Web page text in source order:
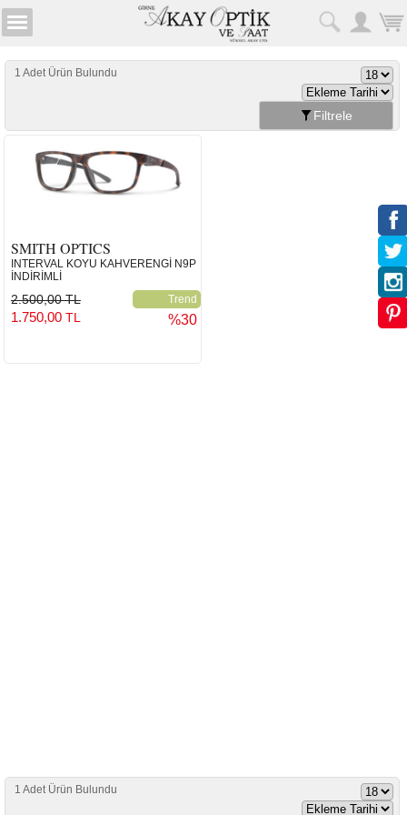
1 Adet Ürün Bulundu
Filtrele
SMITH OPTICS
INTERVAL KOYU KAHVERENGİ N9P
İNDİRİMLİ
2.500,00 TL Trend
1.750,00 TL %30
1 Adet Ürün Bulundu